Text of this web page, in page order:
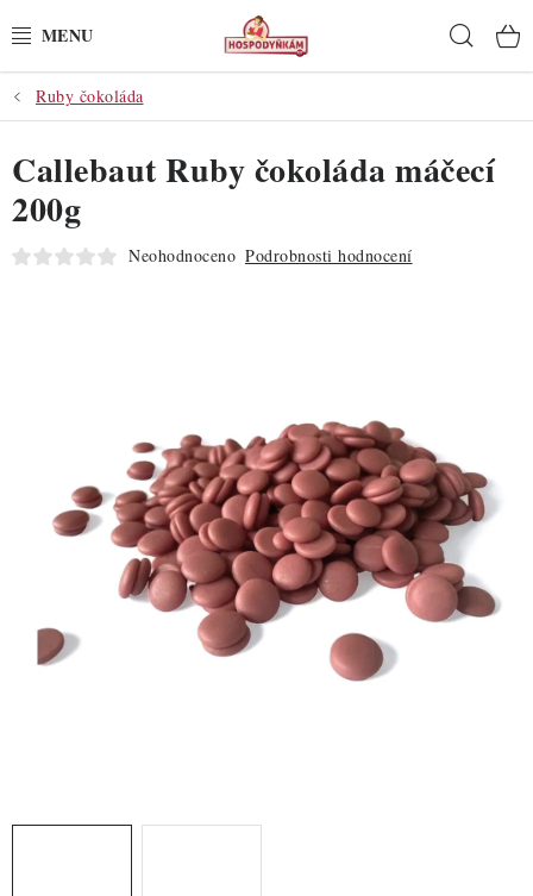
na
POTŘEBY
POMŮCKY
SUROVINY
ZDRAVÉ PEČENÍ
DÁRKOVÉ POUKAZY
TÉMATICKÉ PRODUKTY
Ruby čokoláda
Callebaut Ruby čokoláda máčecí
200g
Neohodnoceno Podrobnosti hodnocení